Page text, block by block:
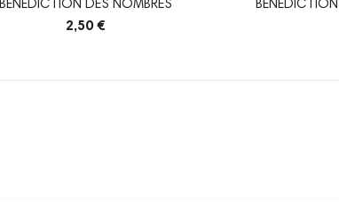
BÉNÉDICTION DES NOMBRES
2,50 €